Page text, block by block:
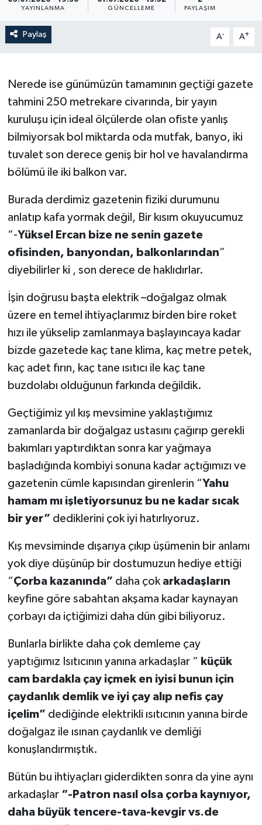
YAYINLANMA GÜNCELLEME PAYLAŞIM
Paylaş A- A+
Nerede ise günümüzün tamamının geçtiği gazete
tahmini 250 metrekare civarında, bir yayın
kuruluşu için ideal ölçülerde olan ofiste yanlış
bilmiyorsak bol miktarda oda mutfak, banyo, iki
tuvalet son derece geniş bir hol ve havalandırma
bölümü ile iki balkon var.
Burada derdimiz gazetenin fiziki durumunu
anlatıp kafa yormak değil, Bir kısım okuyucumuz
“-Yüksel Ercan bize ne senin gazete
ofisinden, banyondan, balkonlarından”
diyebilirler ki , son derece de haklıdırlar.
İşin doğrusu başta elektrik –doğalgaz olmak
üzere en temel ihtiyaçlarımız birden bire roket
hızı ile yükselip zamlanmaya başlayıncaya kadar
bizde gazetede kaç tane klima, kaç metre petek,
kaç adet fırın, kaç tane ısıtıcı ile kaç tane
buzdolabı olduğunun farkında değildik.
Geçtiğimiz yıl kış mevsimine yaklaştığımız
zamanlarda bir doğalgaz ustasını çağırıp gerekli
bakımları yaptırdıktan sonra kar yağmaya
başladığında kombiyi sonuna kadar açtığımızı ve
gazetenin cümle kapısından girenlerin “Yahu
hamam mı işletiyorsunuz bu ne kadar sıcak
bir yer” dediklerini çok iyi hatırlıyoruz.
Kış mevsiminde dışarıya çıkıp üşümenin bir anlamı
yok diye düşünüp bir dostumuzun hediye ettiği
“Çorba kazanında” daha çok arkadaşların
keyfine göre sabahtan akşama kadar kaynayan
çorbayı da içtiğimizi daha dün gibi biliyoruz.
Bunlarla birlikte daha çok demleme çay
yaptığımız Isıtıcının yanına arkadaşlar “ küçük
cam bardakla çay içmek en iyisi bunun için
çaydanlık demlik ve iyi çay alıp nefis çay
içelim” dediğinde elektrikli ısıtıcının yanına birde
doğalgaz ile ısınan çaydanlık ve demliği
konuşlandırmıştık.
Bütün bu ihtiyaçları giderdikten sonra da yine aynı
arkadaşlar“-Patron nasıl olsa çorba kaynıyor,
daha büyük tencere-tava-kevgir vs.de